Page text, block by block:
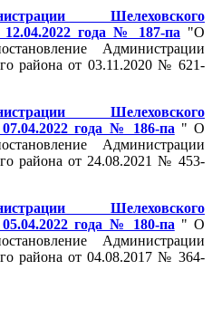
Шелеховского
года № 187-па "О
Администрации
района от 03.11.2020 № 621-
Шелеховского
года № 186-па " О
Администрации
района от 24.08.2021 № 453-
Шелеховского
года № 180-па " О
Администрации
района от 04.08.2017 № 364-